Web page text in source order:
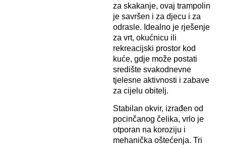
za skakanje, ovaj trampolin
je savršen i za djecu i za
odrasle. Idealno je rješenje
za vrt, okućnicu ili
rekreacijski prostor kod
kuće, gdje može postati
središte svakodnevne
tjelesne aktivnosti i zabave
za cijelu obitelj.
Stabilan okvir, izrađen od
pocinčanog čelika, vrlo je
otporan na koroziju i
mehanička oštećenja. Tri